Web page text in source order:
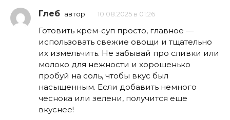
Глеб автор 10.08.2025 в 01:26
Готовить крем-суп просто, главное —
использовать свежие овощи и тщательно
их измельчить. Не забывай про сливки или
молоко для нежности и хорошенько
пробуй на соль, чтобы вкус был
насыщенным. Если добавить немного
чеснока или зелени, получится еще
вкуснее!